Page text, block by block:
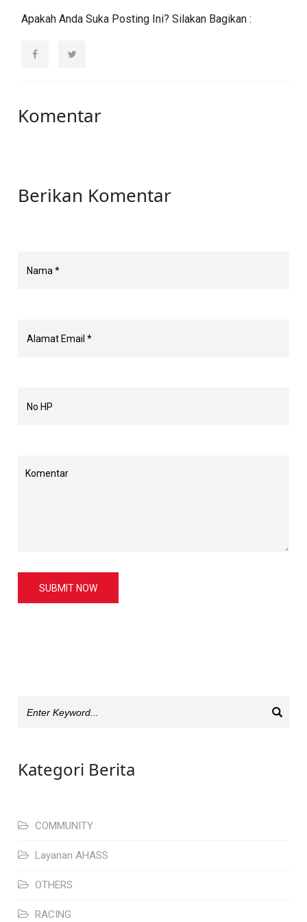
Apakah Anda Suka Posting Ini? Silakan Bagikan :
Komentar
Berikan Komentar
SUBMIT NOW
Kategori Berita
COMMUNITY
Layanan AHASS
OTHERS
RACING